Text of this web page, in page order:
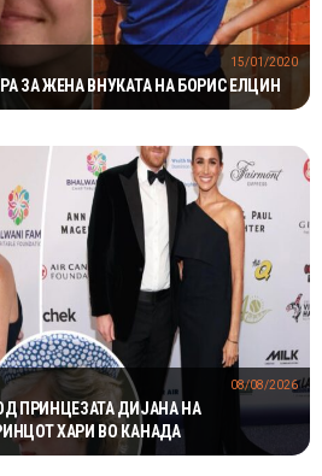
ЗА ЖЕНА ВНУКАТА НА БОРИС ЕЛЦИН
15/01/2020
ПРИНЦЕЗАТА ДИЈАНА НА
ХАРИ ВО КАНАДА
08/08/2026